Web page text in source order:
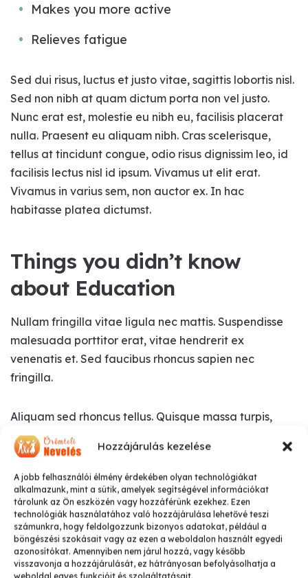
Hozzájárulás kezelése
A jobb felhasználói élmény érdekében olyan technológiákat
alkalmazunk, mint a sütik, amelyek segítségével információkat
tárolunk az Ön eszközén vagy hozzáférünk ezekhez. Ezen
technológiák használatához való hozzájárulása lehetővé teszi
számunkra, hogy feldolgozzunk bizonyos adatokat, például a
böngészési szokásait vagy az ezen a weboldalon használt egyedi
azonosítókat. Amennyiben nem járul hozzá, vagy később
visszavonja a hozzájárulását, ez hátrányosan befolyásolhatja a
weboldal egyes funkcióit és szolgáltatásait.
Makes you more active
Relieves fatigue
Sed dui risus, luctus et justo vitae, sagittis lobortis nisl.
Sed non nibh at quam dictum porta non vel justo.
Nunc erat est, molestie eu nibh eu, facilisis placerat
nulla. Praesent eu aliquam nibh. Cras scelerisque,
tellus at tincidunt congue, odio risus dignissim leo, id
facilisis lectus nisl id ipsum. Vivamus ut elit erat.
Vivamus in varius sem, non auctor ex. In hac
habitasse platea dictumst.
Things you didn’t know
about Education
Nullam fringilla vitae ligula nec mattis. Suspendisse
malesuada porttitor erat, vitae hendrerit ex
venenatis et. Sed faucibus rhoncus sapien nec
fringilla.
Aliquam sed rhoncus tellus. Quisque massa turpis,
egestas eget luctus vitae, ultrices nec eros. Donec
porttitor sem et arcu finibus dignissim. Vivamus ut
efficitur dui, et vehicula ex. Cras efficitur orci ac
lectus pharetra, ac porttitor magna condimentum.